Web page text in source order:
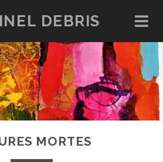
DEBRIS
MORTES